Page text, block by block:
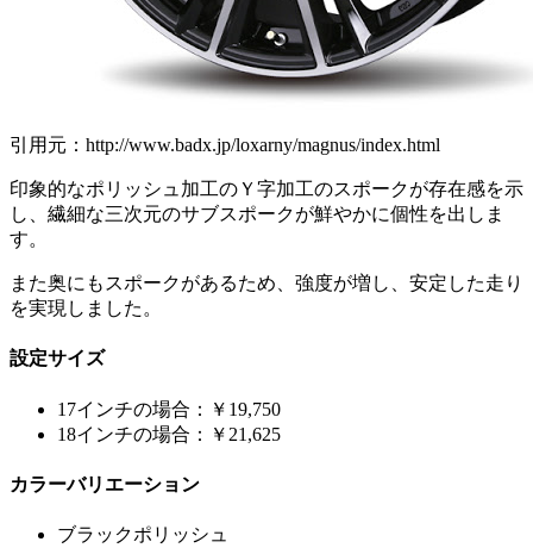
引用元：http://www.badx.jp/loxarny/magnus/index.html
印象的なポリッシュ加工のＹ字加工のスポークが存在感を示
し、繊細な三次元のサブスポークが鮮やかに個性を出しま
す。
また奥にもスポークがあるため、強度が増し、安定した走り
を実現しました。
設定サイズ
17インチの場合：￥19,750
18インチの場合：￥21,625
カラーバリエーション
ブラックポリッシュ